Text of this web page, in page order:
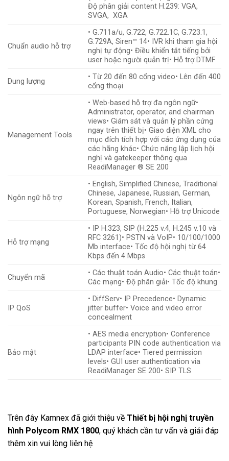
Độ phân giải content H.239: VGA,
SVGA, XGA
Chuẩn audio hỗ trợ
• G.711a/u, G.722, G.722.1C, G.723.1,
G.729A, Siren™ 14• IVR khi tham gia hội
nghị tự động• Điều khiển tắt tiếng bởi
user hoặc người quản trị• Hỗ trợ DTMF
Dung lượng
• Từ 20 đến 80 cổng video• Lên đến 400
cổng thoại
Management Tools
• Web-based hỗ trợ đa ngôn ngữ•
Administrator, operator, and chairman
views• Giám sát và quản lý phần cứng
ngay trên thiết bị• Giao diện XML cho
mục đích tích hợp với các ứng dụng của
các hãng khác• Chức năng lập lịch hội
nghị và gatekeeper thông qua
ReadiManager ® SE 200
Ngôn ngữ hỗ trợ
• English, Simplified Chinese, Traditional
Chinese, Japanese, Russian, German,
Korean, Spanish, French, Italian,
Portuguese, Norwegian• Hỗ trợ Unicode
Hỗ trợ mạng
• IP H.323, SIP (H.225 v.4, H.245 v.10 và
RFC 3261)• PSTN và VoIP• 10/100/1000
Mb interface• Tốc độ hội nghị từ 64
Kbps đến 4 Mbps
Chuyển mã
• Các thuật toán Audio• Các thuật toán•
Các mạng• Độ phân giải• Tốc độ khung
IP QoS
• DiffServ• IP Precedence• Dynamic
jitter buffer• Voice and video error
concealment
Bảo mật
• AES media encryption• Conference
participants PIN code authentication via
LDAP interface• Tiered permission
levels• GUI user authentication via
ReadiManager SE 200• SIP TLS
Trên đây Kamnex đã giới thiệu về Thiết bị hội nghị truyền
hình Polycom RMX 1800, quý khách cần tư vấn và giải đáp
thêm xin vui lòng liên hệ